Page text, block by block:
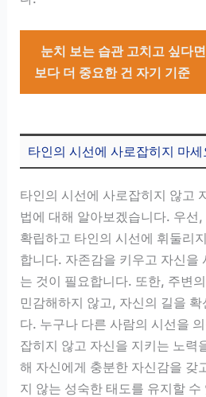
눈치 보는 습관 고치고 싶다
보다 더 중요한 건 자기 기준
타인의 시선에 사로잡히지 마세
타인의 시선에 사로잡히지 않고
법에 대해 알아보겠습니다. 우선
확립하고 타인의 시선에 휘둘리
합니다. 자존감을 키우고 자신을
는 것이 필요합니다. 또한, 주변
민감해하지 않고, 자신의 길을
다. 누구나 다른 사람의 시선을
잡히지 않고 자신을 지키는 노력
해 자신에게 충분한 자신감을 갖
지 않는 성숙한 태도를 유지할 수